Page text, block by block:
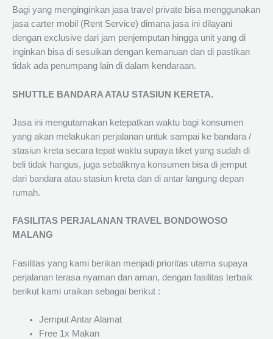
Bagi yang menginginkan jasa travel private bisa menggunakan
jasa carter mobil (Rent Service) dimana jasa ini dilayani
dengan exclusive dari jam penjemputan hingga unit yang di
inginkan bisa di sesuikan dengan kemanuan dan di pastikan
tidak ada penumpang lain di dalam kendaraan.
SHUTTLE BANDARA ATAU STASIUN KERETA.
Jasa ini mengutamakan ketepatkan waktu bagi konsumen
yang akan melakukan perjalanan untuk sampai ke bandara /
stasiun kreta secara tepat waktu supaya tiket yang sudah di
beli tidak hangus, juga sebaliknya konsumen bisa di jemput
dari bandara atau stasiun kreta dan di antar langung depan
rumah.
FASILITAS PERJALANAN TRAVEL BONDOWOSO
MALANG
Fasilitas yang kami berikan menjadi prioritas utama supaya
perjalanan terasa nyaman dan aman, dengan fasilitas terbaik
berikut kami uraikan sebagai berikut :
Jemput Antar Alamat
Free 1x Makan